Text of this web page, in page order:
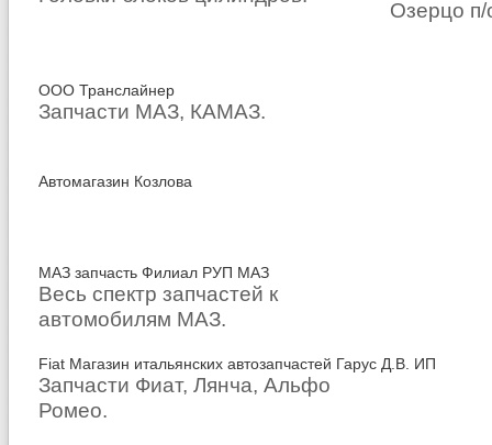
Озерцо
ООО Транслайнер
Запчасти МАЗ, КАМАЗ.
Автомагазин Козлова
МАЗ запчасть Филиал РУП МАЗ
Весь спектр запчастей к
автомобилям МАЗ.
Fiat Магазин итальянских автозапчастей Гарус Д.В. ИП
Запчасти Фиат, Лянча, Альфо
Ромео.